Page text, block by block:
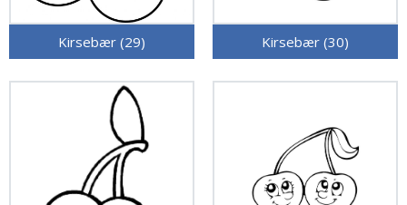
Kirsebær (29) Kirsebær (30)